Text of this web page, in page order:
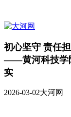
初心坚守 责任
——黄河科技学
实
2026-03-02大河网